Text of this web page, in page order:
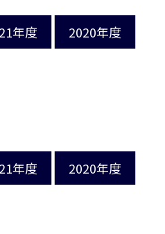
年度 2020年度
年度 2020年度